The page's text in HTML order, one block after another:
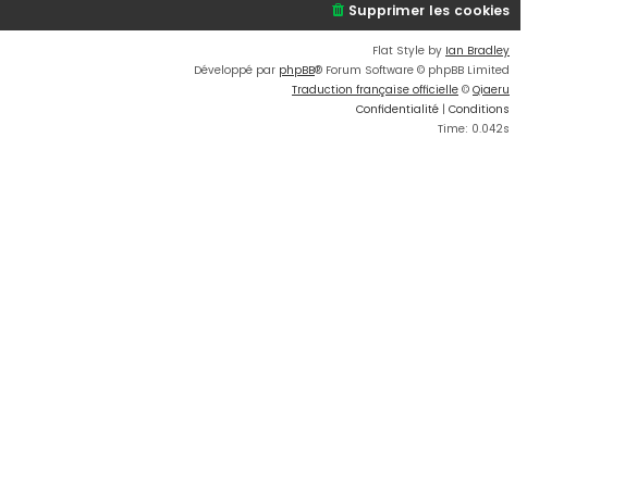
Supprimer les cookies
Flat Style by Ian Bradley
Développé par phpBB® Forum Software © phpBB Limited
Traduction française officielle © Qiaeru
Confidentialité | Conditions
Time: 0.042s